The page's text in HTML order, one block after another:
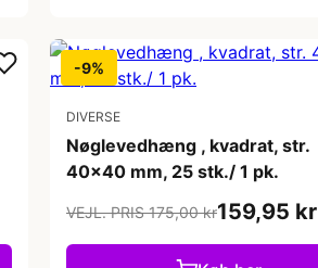
-9%
DIVERSE
Nøglevedhæng , kvadrat, str.
40x40 mm, 25 stk./ 1 pk.
VEJL. PRIS 175,00 kr159,95 kr